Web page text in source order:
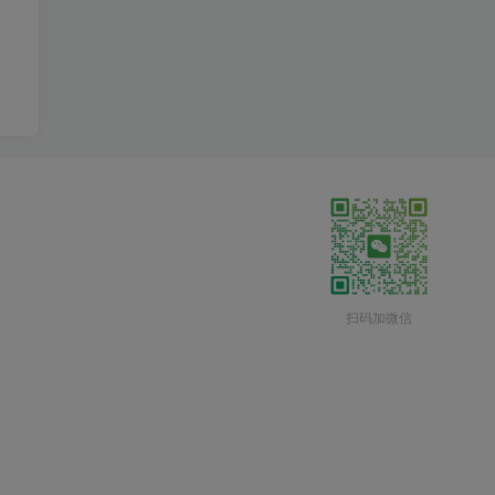
扫码加微信